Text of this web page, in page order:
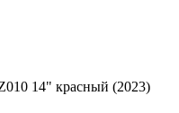
14" красный (2023)